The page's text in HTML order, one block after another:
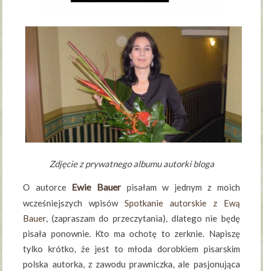
Zdjęcie z prywatnego albumu autorki bloga
O autorce Ewie Bauerpisałam w jednym z moich
wcześniejszych wpisówSpotkanie autorskie z Ewą
Bauer, (zapraszam do przeczytania), dlatego nie będę
pisała ponownie. Kto ma ochotę to zerknie. Napiszę
tylko krótko, że jest to młoda dorobkiem pisarskim
polska autorka, z zawodu prawniczka, ale pasjonująca